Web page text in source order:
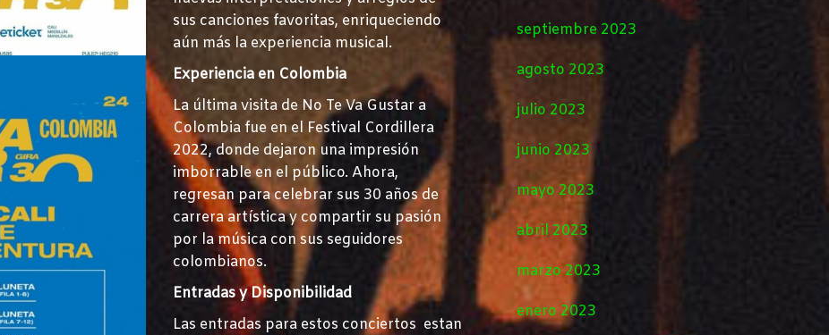
sus canciones favoritas, enriqueciendo
aún más la experiencia musical.
Experiencia en Colombia
La última visita de No Te Va Gustar a
Colombia fue en el Festival Cordillera
2022, donde dejaron una impresión
imborrable en el público. Ahora,
regresan para celebrar sus 30 años de
carrera artística y compartir su pasión
por la música con sus seguidores
colombianos.
Entradas y Disponibilidad
Las entradas para estos conciertos estan
septiembre 2023
agosto 2023
julio 2023
junio 2023
mayo 2023
abril 2023
marzo 2023
enero 2023